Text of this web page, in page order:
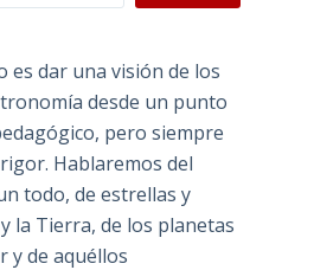
es dar una visión de los
desde un punto
pero siempre
Hablaremos del
todo, de estrellas y
la Tierra, de los planetas
y de aquéllos